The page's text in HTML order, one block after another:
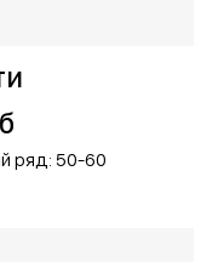
ряд: 50-60